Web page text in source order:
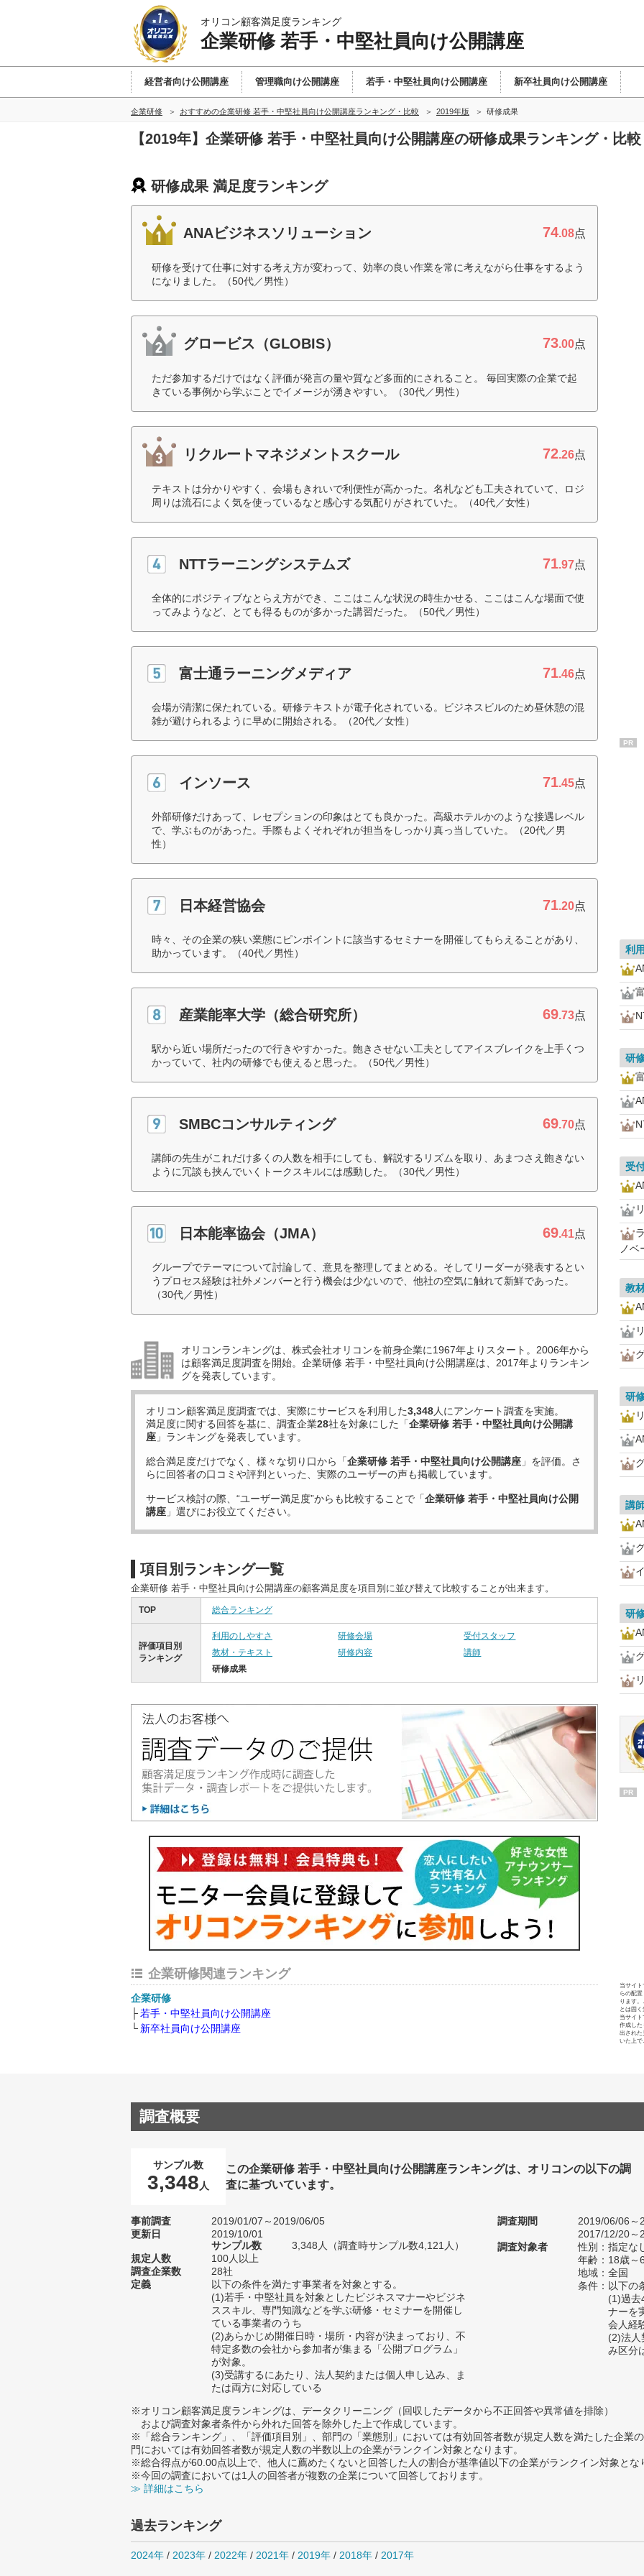
オリコン顧客満足度ランキング
企業研修 若手・中堅社員向け公開講座
経営者向け公開講座 管理職向け公開講座 若手・中堅社員向け公開講座 新卒社員向け公開講座
企業研修 おすすめの企業研修 若手・中堅社員向け公開講座ランキング・比較 2019年版 研修成果
【2019年】企業研修 若手・中堅社員向け公開講座の研修成果ランキング・比較
研修成果 満足度ランキング
ANAビジネスソリューション 74.08点
研修を受けて仕事に対する考え方が変わって、効率の良い作業を常に考えながら仕事をするよう
になりました。（50代／男性）
グロービス（GLOBIS） 73.00点
ただ参加するだけではなく評価が発言の量や質など多面的にされること。 毎回実際の企業で起
きている事例から学ぶことでイメージが湧きやすい。（30代／男性）
リクルートマネジメントスクール 72.26点
テキストは分かりやすく、会場もきれいで利便性が高かった。名札なども工夫されていて、ロジ
周りは流石によく気を使っているなと感心する気配りがされていた。（40代／女性）
NTTラーニングシステムズ 71.97点
全体的にポジティブなとらえ方ができ、ここはこんな状況の時生かせる、ここはこんな場面で使
ってみようなど、とても得るものが多かった講習だった。（50代／男性）
富士通ラーニングメディア 71.46点
会場が清潔に保たれている。研修テキストが電子化されている。ビジネスビルのため昼休憩の混
雑が避けられるように早めに開始される。（20代／女性）
インソース 71.45点
外部研修だけあって、レセプションの印象はとても良かった。高級ホテルかのような接遇レベル
で、学ぶものがあった。手際もよくそれぞれが担当をしっかり真っ当していた。（20代／男
性）
日本経営協会 71.20点
時々、その企業の狭い業態にピンポイントに該当するセミナーを開催してもらえることがあり、
助かっています。（40代／男性）
産業能率大学（総合研究所） 69.73点
駅から近い場所だったので行きやすかった。飽きさせない工夫としてアイスブレイクを上手くつ
かっていて、社内の研修でも使えると思った。（50代／男性）
SMBCコンサルティング 69.70点
講師の先生がこれだけ多くの人数を相手にしても、解説するリズムを取り、あまつさえ飽きない
ように冗談も挟んでいくトークスキルには感動した。（30代／男性）
日本能率協会（JMA） 69.41点
グループでテーマについて討論して、意見を整理してまとめる。そしてリーダーが発表するとい
うプロセス経験は社外メンバーと行う機会は少ないので、他社の空気に触れて新鮮であった。
（30代／男性）
オリコンランキングは、株式会社オリコンを前身企業に1967年よりスタート。2006年から
は顧客満足度調査を開始。企業研修 若手・中堅社員向け公開講座は、2017年よりランキン
グを発表しています。
オリコン顧客満足度調査では、実際にサービスを利用した3,348人にアンケート調査を実施。
満足度に関する回答を基に、調査企業28社を対象にした「企業研修 若手・中堅社員向け公開講
座 」ランキングを発表しています。
総合満足度だけでなく、様々な切り口から「企業研修 若手・中堅社員向け公開講座 」を評価。さ
らに回答者の口コミや評判といった、実際のユーザーの声も掲載しています。
サービス検討の際、“ユーザー満足度”からも比較することで「企業研修 若手・中堅社員向け公開
講座 」選びにお役立てください。
項目別ランキング一覧
企業研修 若手・中堅社員向け公開講座の顧客満足度を項目別に並び替えて比較することが出来ます。
TOP 総合ランキング
評価項目別
ランキング
利用のしやすさ 研修会場
受付スタッフ
教材・テキスト
研修内容
講師
研修成果
企業研修関連ランキング
企業研修
若手・中堅社員向け公開講座
新卒社員向け公開講座
PR
利
研
受
ノベ
教
研
講
研
PR
当サイ
らの配
ります
とは固く
当サイ
作成した
出された
いた上で
調査概要
サンプル数
3,348 人
この企業研修 若手・中堅社員向け公開講座ランキングは、オリコンの以下の調
査に基づいています。
事前調査
2019/01/07～2019/06/05
更新日
2019/10/01
サンプル数
3,348人（調査時サンプル数4,121人）
規定人数
100人以上
調査企業数
28社
定義
以下の条件を満たす事業者を対象とする。
(1)若手・中堅社員を対象としたビジネスマナーやビジネ
ススキル、専門知識などを学ぶ研修・セミナーを開催し
ている事業者のうち
(2)あらかじめ開催日時・場所・内容が決まっており、不
特定多数の会社から参加者が集まる「公開プログラム」
が対象。
(3)受講するにあたり、法人契約または個人申し込み、ま
たは両方に対応している
調査期間
2019/06/06～
2017/12/20～
調査対象者
性別：指定な
年齢：18歳～
地域：全国
条件：以下の
(1)過去
ナーを
会人経
(2)法人
み区分
※オリコン顧客満足度ランキングは、データクリーニング（回収したデータから不正回答や異常値を排除）
および調査対象者条件から外れた回答を除外した上で作成しています。
※「総合ランキング」、「評価項目別」、部門の「業態別」においては有効回答者数が規定人数を満たした企業
門においては有効回答者数が規定人数の半数以上の企業がランクイン対象となります。
※総合得点が60.00点以上で、他人に薦めたくないと回答した人の割合が基準値以下の企業がランクイン対象とな
※今回の調査においては1人の回答者が複数の企業について回答しております。
≫ 詳細はこちら
過去ランキング
2024年 / 2023年 / 2022年 / 2021年 / 2019年 / 2018年 / 2017年